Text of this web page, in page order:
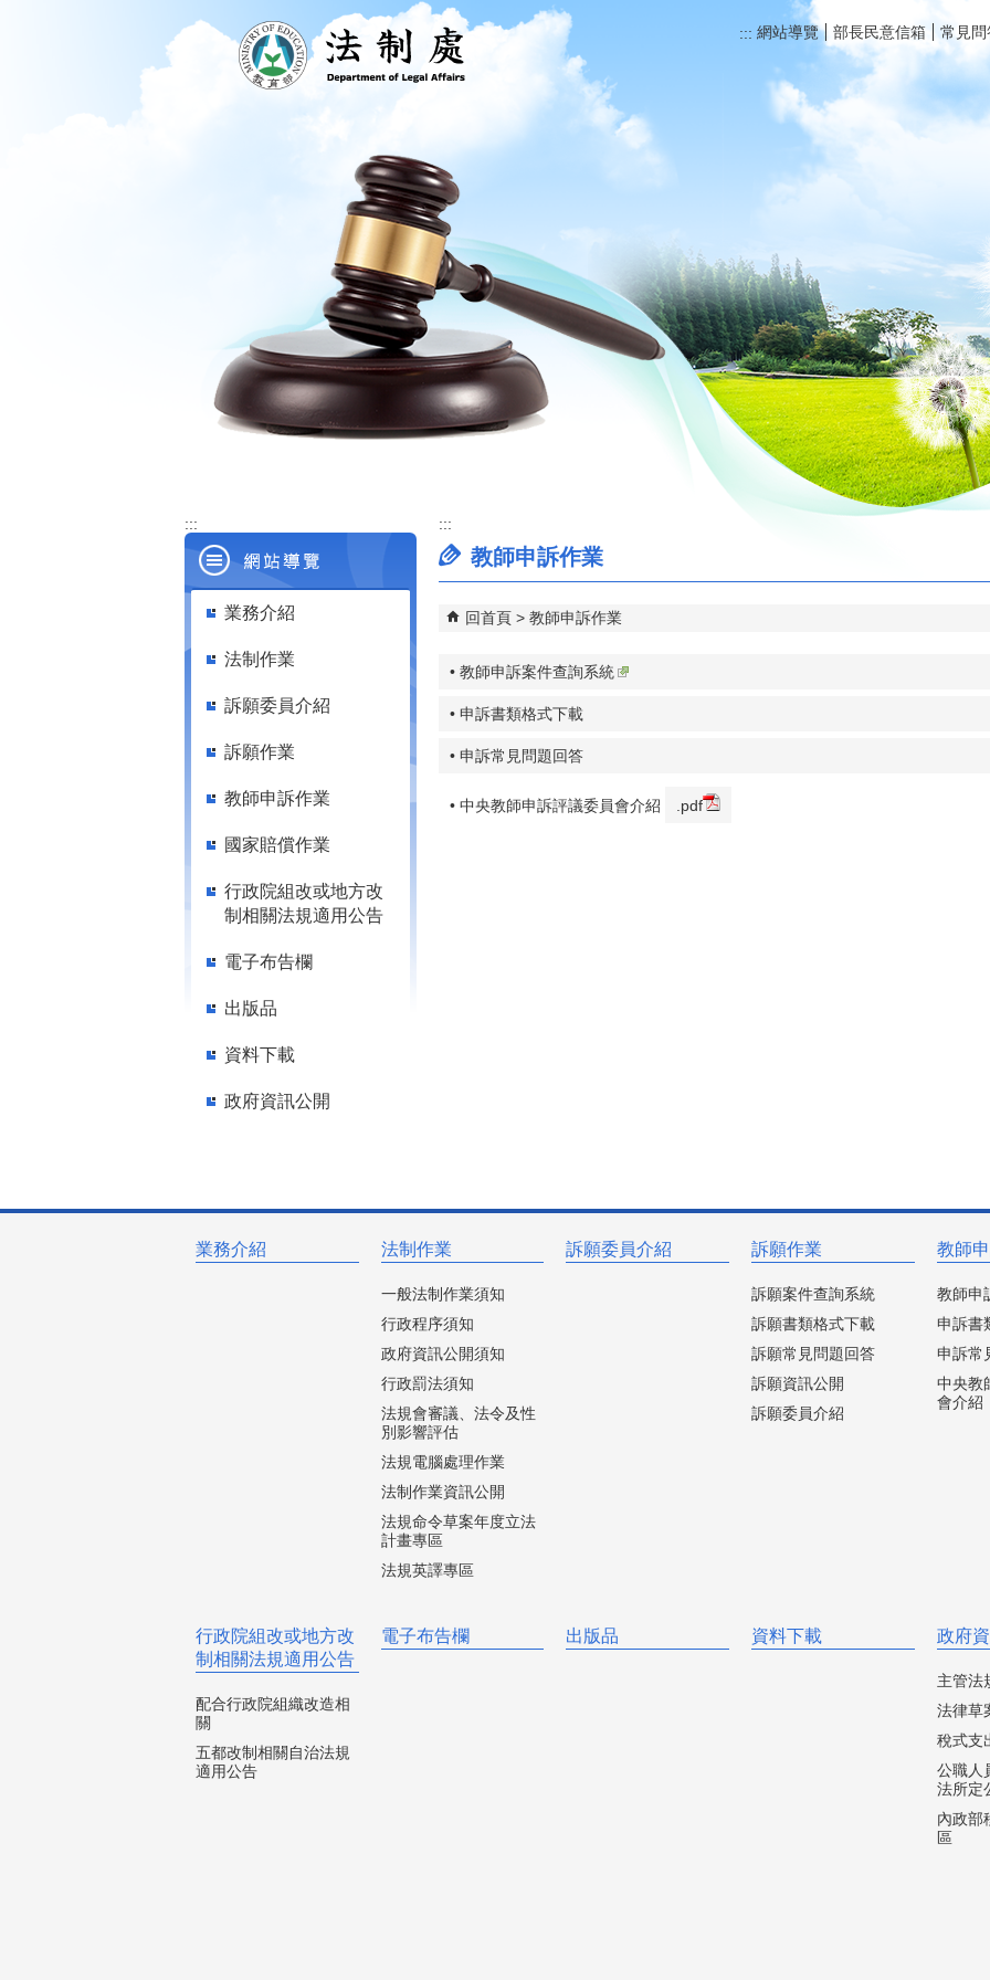
::: 網站導覽 部長民意信箱 常見問
:::
業務介紹
法制作業
訴願委員介紹
訴願作業
教師申訴作業
國家賠償作業
行政院組改或地方改
制相關法規適用公告
電子布告欄
出版品
資料下載
政府資訊公開
:::
教師申訴作業
回首頁 教師申訴作業
• 教師申訴案件查詢系統
• 申訴書類格式下載
• 申訴常見問題回答
• 中央教師申訴評議委員會介紹 .pdf
業務介紹 法制作業
一般法制作業須知
行政程序須知
政府資訊公開須知
行政罰法須知
法規會審議、法令及性
別影響評估
法規電腦處理作業
法制作業資訊公開
法規命令草案年度立法
計畫專區
法規英譯專區
訴願委員介紹 訴願作業
訴願案件查詢系統
訴願書類格式下載
訴願常見問題回答
訴願資訊公開
訴願委員介紹
教師
教師申
申訴書
申訴常
中央教
會介紹
行政院組改或地方改
制相關法規適用公告
配合行政院組織改造相
關
五都改制相關自治法規
適用公告
電子布告欄 出版品 資料下載 政府
主管法
法律草
稅式支
公職人
法所定
內政部
區